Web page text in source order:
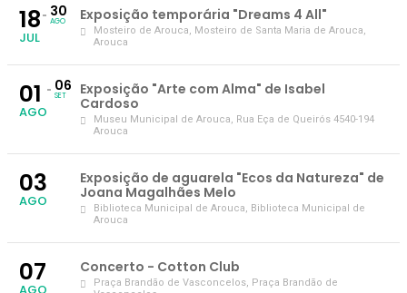
18
JUL
30
AGO Exposição temporária "Dreams 4 All"
Mosteiro de Arouca, Mosteiro de Santa Maria de Arouca,
Arouca
01
AGO
06
SET
Exposição "Arte com Alma" de Isabel
Cardoso
Museu Municipal de Arouca, Rua Eça de Queirós 4540-194
Arouca
03
AGO
Exposição de aguarela "Ecos da Natureza" de
Joana Magalhães Melo
Biblioteca Municipal de Arouca, Biblioteca Municipal de
Arouca
07 Concerto - Cotton Club
Praça Brandão de Vasconcelos, Praça Brandão de